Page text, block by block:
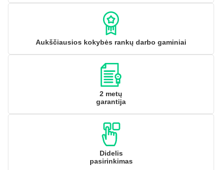
Aukščiausios kokybės rankų darbo gaminiai
2 metų
garantija
Didelis
pasirinkimas